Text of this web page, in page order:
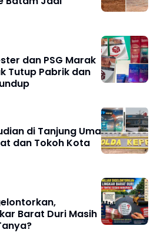
dan PSG Marak
Tutup Pabrik dan
di Tanjung Uma
dan Tokoh Kota
Barat Duri Masih